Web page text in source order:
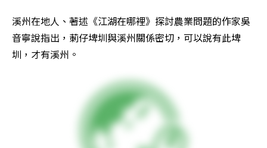
溪州在地人、著述《江湖在哪裡》探討農業問題的作家吳
音寧說指出，莿仔埤圳與溪州關係密切，可以說有此埤
圳，才有溪州。